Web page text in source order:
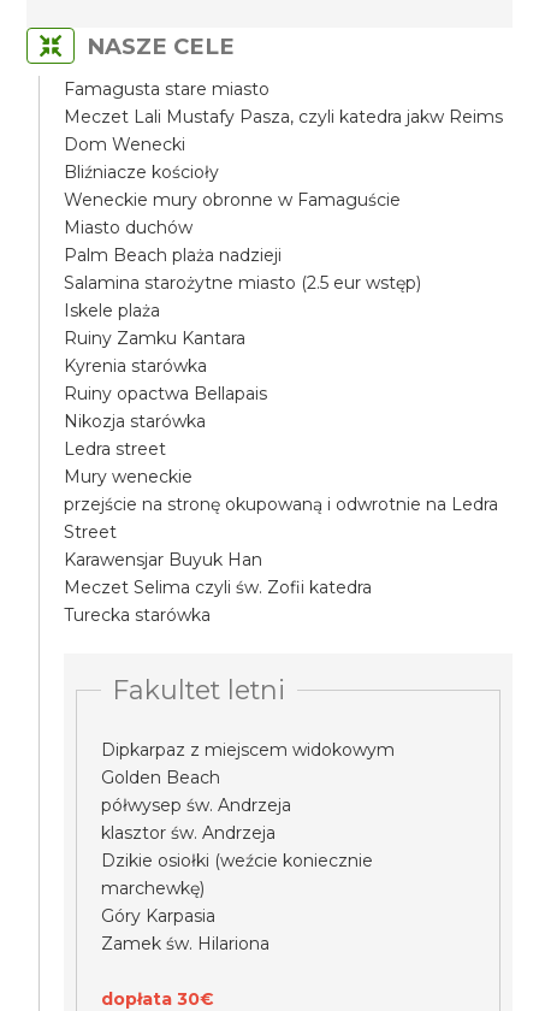
NASZE CELE
Famagusta stare miasto
Meczet Lali Mustafy Pasza, czyli katedra jakw Reims
Dom Wenecki
Bliźniacze kościoły
Weneckie mury obronne w Famaguście
Miasto duchów
Palm Beach plaża nadzieji
Salamina starożytne miasto (2.5 eur wstęp)
Iskele plaża
Ruiny Zamku Kantara
Kyrenia starówka
Ruiny opactwa Bellapais
Nikozja starówka
Ledra street
Mury weneckie
przejście na stronę okupowaną i odwrotnie na Ledra
Street
Karawensjar Buyuk Han
Meczet Selima czyli św. Zofii katedra
Turecka starówka
Fakultet letni
Dipkarpaz z miejscem widokowym
Golden Beach
półwysep św. Andrzeja
klasztor św. Andrzeja
Dzikie osiołki (weźcie koniecznie
marchewkę)
Góry Karpasia
Zamek św. Hilariona
dopłata 30€